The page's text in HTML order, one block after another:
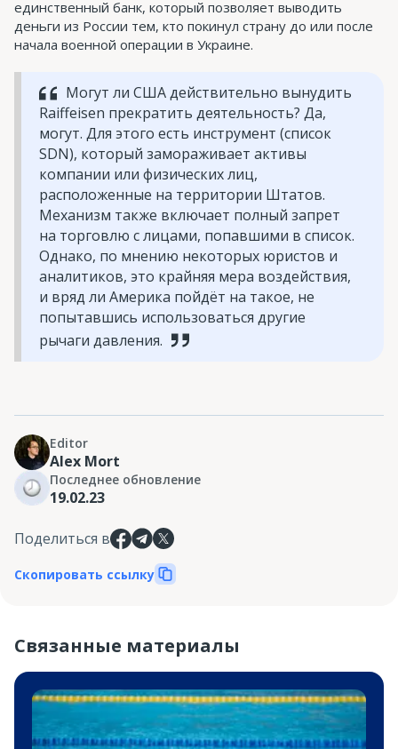
единственный банк, который позволяет выводить
деньги из России тем, кто покинул страну до или после
начала военной операции в Украине.
Могут ли США действительно вынудить
Raiffeisen прекратить деятельность? Да,
могут. Для этого есть инструмент (список
SDN), который замораживает активы
компании или физических лиц,
расположенные на территории Штатов.
Механизм также включает полный запрет
на торговлю с лицами, попавшими в список.
Однако, по мнению некоторых юристов и
аналитиков, это крайняя мера воздействия,
и вряд ли Америка пойдёт на такое, не
попытавшись использоваться другие
рычаги давления.
Editor
Alex Mort
Последнее обновление
19.02.23
Поделиться в
Скопировать ссылку
Связанные материалы